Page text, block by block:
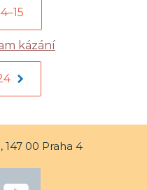
kázání
147 00 Praha 4